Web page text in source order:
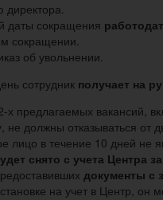
директора.
даты сокращения
сокращении.
об увольнении.
сотрудник получает на
х предлагаемых вакансий,
не должны отказываться
лицо в течение 10 дней
снято с учета Центра
документы с
на учет в Центр,